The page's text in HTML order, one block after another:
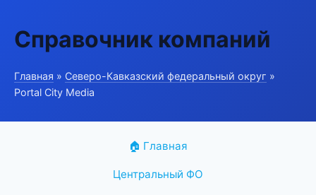
Справочник компаний
Главная » Северо-Кавказский федеральный округ »
Portal City Media
🏠 Главная
Центральный ФО